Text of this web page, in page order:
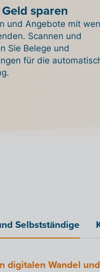
sparen
und Angebote mit
Scannen und
Sie Belege und
für die
Selbstständige
digitalen Wandel
KMU durchbereit für
Organisation mit
Digitalisierung den
an unseren